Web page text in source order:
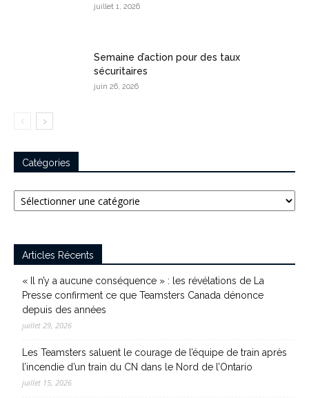
juillet 1, 2026
Semaine d’action pour des taux
sécuritaires
juin 26, 2026
Catégories
Catégories
Articles Récents
« Il n’y a aucune conséquence » : les révélations de La
Presse confirment ce que Teamsters Canada dénonce
depuis des années
juillet 29, 2026
Les Teamsters saluent le courage de l’équipe de train après
l’incendie d’un train du CN dans le Nord de l’Ontario
juillet 15, 2026